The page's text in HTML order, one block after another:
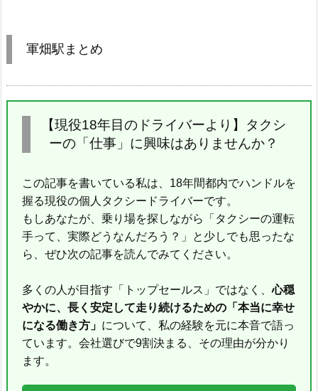
軍畑駅まとめ
【現役18年目のドライバーより】タクシ
ーの「仕事」に興味はありませんか？
この記事を書いている私は、18年間都内でハンドルを
握る現役の個人タクシードライバーです。
もしあなたが、乗り場を探しながら「タクシーの運転
手って、実際どうなんだろう？」と少しでも思ったな
ら、ぜひ次の記事を読んでみてください。
多くの人が目指す「トップセールス」ではなく、心穏
やかに、長く安定して走り続けるための「本当に幸せ
になる働き方」 について、私の経験を元に本音で語っ
ています。会社選びで9割決まる、その理由が分かり
ます。